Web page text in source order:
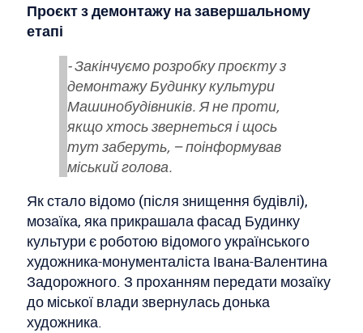
Проєкт з демонтажу на завершальному
етапі
- Закінчуємо розробку проєкту з
демонтажу Будинку культури
Машинобудівників. Я не проти,
якщо хтось звернеться і щось
тут заберуть, – поінформував
міський голова.
Як стало відомо (після знищення будівлі),
мозаїка, яка прикрашала фасад Будинку
культури є роботою відомого українського
художника-монументаліста Івана-Валентина
Задорожного. З проханням передати мозаїку
до міської влади звернулась донька
художника.